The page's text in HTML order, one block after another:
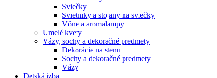
Sviečky
Svietniky a stojany na sviečky
Vône a aromalampy
Umelé kvety
Vázy, sochy a dekoračné predmety
Dekorácie na stenu
Sochy a dekoračné predmety
Vázy
Detská izba